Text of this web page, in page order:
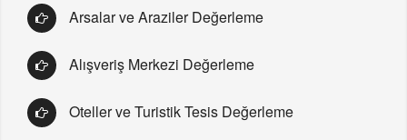
Arsalar ve Araziler Değerleme
Alışveriş Merkezi Değerleme
Oteller ve Turistik Tesis Değerleme